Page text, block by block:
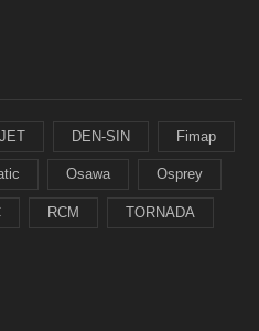
DEN-SIN Fimap
Osawa Osprey
RCM TORNADA